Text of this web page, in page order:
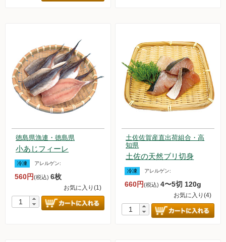
徳島県漁連・徳島県
小あじフィーレ
冷凍 アレルゲン:
560円(税込) 6枚
お気に入り(1)
土佐佐賀産直出荷組合・高
知県
土佐の天然ブリ切身
冷凍 アレルゲン:
660円(税込)4〜5切 120g
お気に入り(4)